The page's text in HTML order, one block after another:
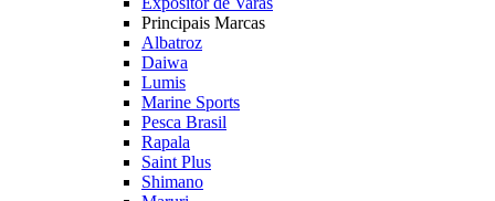
Principais Marcas
Albatroz
Daiwa
Lumis
Marine Sports
Pesca Brasil
Rapala
Saint Plus
Shimano